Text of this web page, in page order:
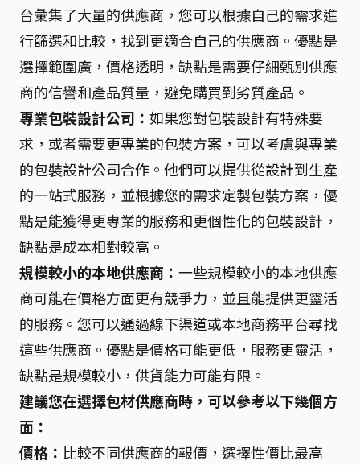
台彙集了大量的供應商，您可以根據自己的需求進
行篩選和比較，找到更適合自己的供應商。優點是
選擇範圍廣，價格透明，缺點是需要仔細甄別供應
商的信譽和產品質量，避免購買到劣質產品。
專業包裝設計公司： 如果您對包裝設計有特殊要
求，或者需要更專業的包裝方案，可以考慮與專業
的包裝設計公司合作。他們可以提供從設計到生產
的一站式服務，並根據您的需求定製包裝方案，優
點是能獲得更專業的服務和更個性化的包裝設計，
缺點是成本相對較高。
規模較小的本地供應商： 一些規模較小的本地供應
商可能在價格方面更有競爭力，並且能提供更靈活
的服務。您可以通過線下渠道或本地商務平台尋找
這些供應商。優點是價格可能更低，服務更靈活，
缺點是規模較小，供貨能力可能有限。
建議您在選擇包材供應商時，可以參考以下幾個方
面：
價格： 比較不同供應商的報價，選擇性價比最高